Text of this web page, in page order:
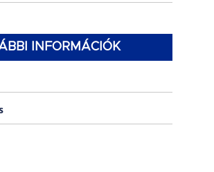
INFORMÁCIÓK